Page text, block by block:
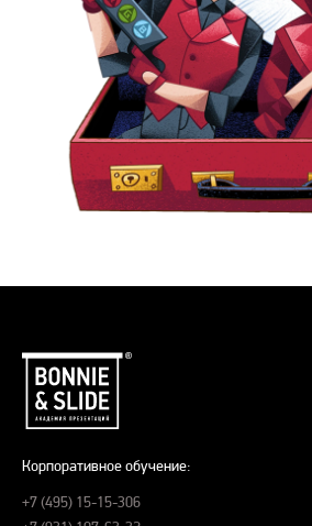
Корпоративное обучение:
+7 (495) 15-15-306